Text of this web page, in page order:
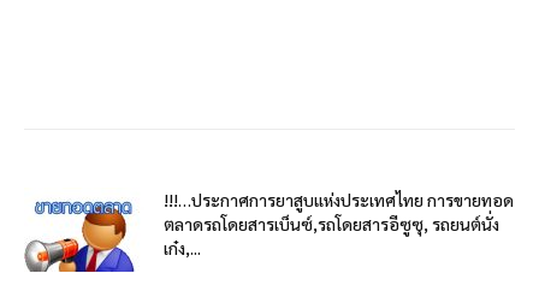
!!!…ประกาศการยาสูบแห่งประเทศไทย การขายทอด
ตลาดรถโดยสารเบ็นซ์,รถโดยสารอีซูซุ, รถยนต์นั่ง
เก๋ง,...